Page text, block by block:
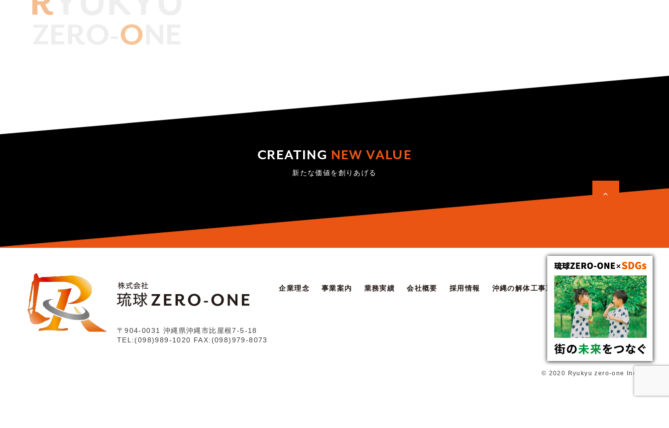
CREATING NEW VALUE
新たな価値を創りあげる
〒904-0031 沖縄県沖縄市比屋根7-5-18
TEL:(098)989-1020 FAX:(098)979-8073
企業理念 事業案内 業務実績 会社概要 採用情報 沖縄の解体工事豆知識 協力会社お申し込み
© 2020 Ryukyu zero-one Inc.